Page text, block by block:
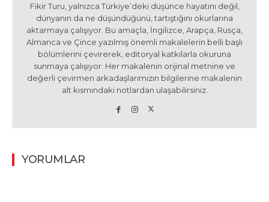
Fikir Turu, yalnızca Türkiye’deki düşünce hayatını değil,
dünyanın da ne düşündüğünü, tartıştığını okurlarına
aktarmaya çalışıyor. Bu amaçla, İngilizce, Arapça, Rusça,
Almanca ve Çince yazılmış önemli makalelerin belli başlı
bölümlerini çevirerek, editoryal katkılarla okuruna
sunmaya çalışıyor. Her makalenin orijinal metnine ve
değerli çevirmen arkadaşlarımızın bilgilerine makalenin
alt kısmındaki notlardan ulaşabilirsiniz.
YORUMLAR